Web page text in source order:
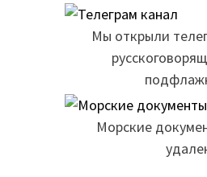
Мы открыли
Морские